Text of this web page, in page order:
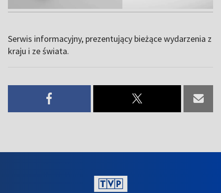
Serwis informacyjny, prezentujący bieżące wydarzenia z
kraju i ze świata.